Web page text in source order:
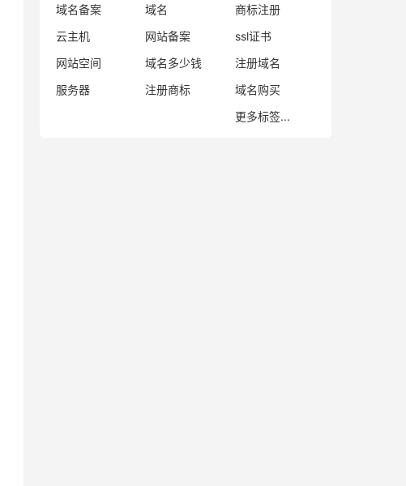
域名备案
域名
商标注册
云主机
网站备案
ssl证书
网站空间
域名多少钱
注册域名
服务器
注册商标
域名购买
更多标签...